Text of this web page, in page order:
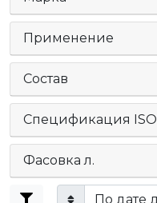
Применение
Состав
Спецификация ISO
Фасовка л.